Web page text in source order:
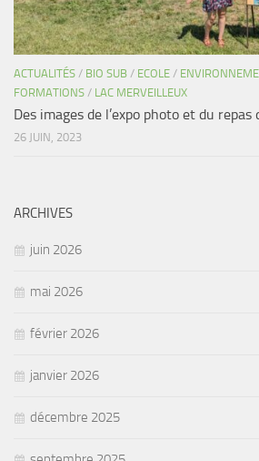
ACTUALITÉS / BIO SUB / ECOLE /
FORMATIONS / LAC MERVEILLEUX
Des images de l’expo photo et du repas
26 JUIN, 2023
ARCHIVES
juin 2026
mai 2026
février 2026
janvier 2026
décembre 2025